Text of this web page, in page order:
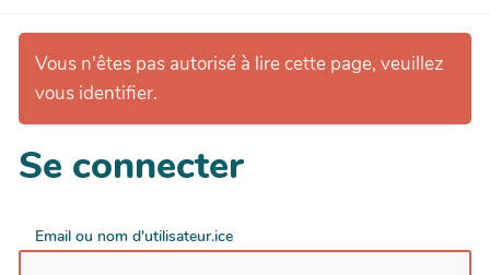
Vous n'êtes pas autorisé à lire cette page, veuillez
vous identifier.
Se connecter
Email ou nom d'utilisateur.ice